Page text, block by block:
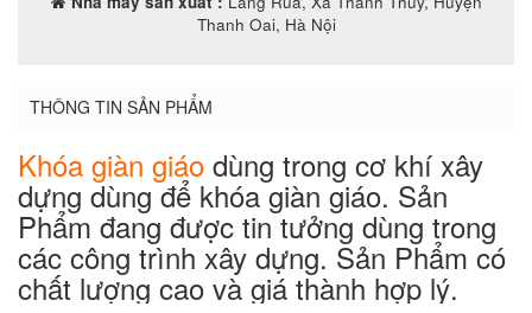
Thanh Oai, Hà Nội
THÔNG TIN SẢN PHẨM
Khóa giàn giáo dùng trong cơ khí xây
dựng dùng để khóa giàn giáo. Sản
Phẩm đang được tin tưởng dùng trong
các công trình xây dựng. Sản Phẩm có
chất lượng cao và giá thành hợp lý.